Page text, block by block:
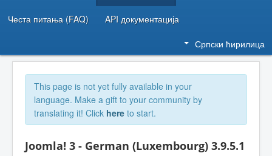
Честа питања (FAQ) API документација
Српски ћирилица
This page is not yet fully available in your
language. Make a gift to your community by
translating it! Click here to start.
Joomla! 3 - German (Luxembourg) 3.9.5.1